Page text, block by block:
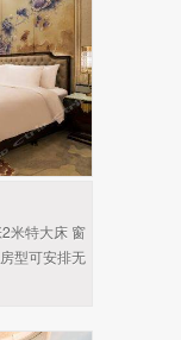
米特大床 窗
型可安排无